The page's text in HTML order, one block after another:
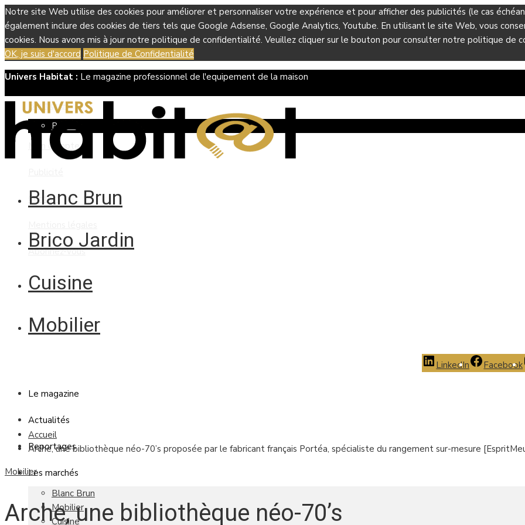
Notre site Web utilise des cookies pour améliorer et personnaliser votre expérience et pour afficher des publicités (le cas
également inclure des cookies de tiers tels que Google Adsense, Google Analytics, Youtube. En utilisant le site Web, vous
cookies. Nous avons mis à jour notre politique de confidentialité. Veuillez cliquer sur le bouton pour consulter notre politique de
OK, je suis d'accord Politique de Confidentialité
Univers Habitat : Le magazine professionnel de l'equipement de la maison
Boutique
Panier
Mon compte
Contact
Abonnez-vous
Blanc Brun
Brico Jardin
Cuisine
Mobilier
LinkedIn Facebook
Le magazine
Actualités
Reportages
Les marchés
Blanc Brun
Mobilier
Cuisine
Accueil
Arche, une bibliothèque néo-70’s proposée par le fabricant français Portéa, spécialiste du rangement sur-mesure
Mobilier
Arche, une bibliothèque néo-70’s